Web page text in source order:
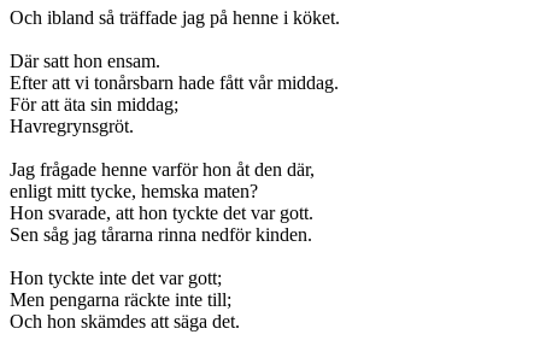
Och ibland så träffade jag på henne i köket.
Där satt hon ensam.
Efter att vi tonårsbarn hade fått vår middag.
För att äta sin middag;
Havregrynsgröt.
Jag frågade henne varför hon åt den där,
enligt mitt tycke, hemska maten?
Hon svarade, att hon tyckte det var gott.
Sen såg jag tårarna rinna nedför kinden.
Hon tyckte inte det var gott;
Men pengarna räckte inte till;
Och hon skämdes att säga det.